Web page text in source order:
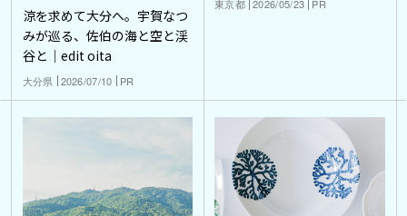
涼を求めて大分へ。宇賀なつ
みが巡る、佐伯の海と空と渓
谷と｜edit oita
大分県 2026/07/10 PR
東京都 2026/05/23 PR